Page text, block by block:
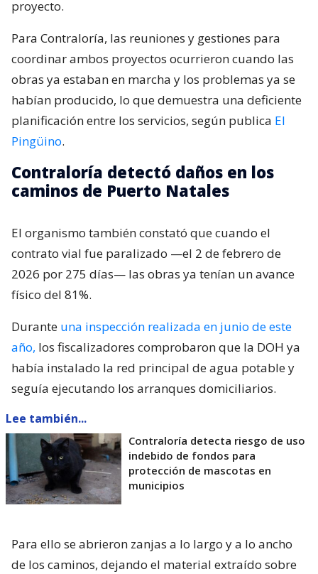
proyecto.
Para Contraloría, las reuniones y gestiones para
coordinar ambos proyectos ocurrieron cuando las
obras ya estaban en marcha y los problemas ya se
habían producido, lo que demuestra una deficiente
planificación entre los servicios, según publica El
Pingüino.
Contraloría detectó daños en los
caminos de Puerto Natales
El organismo también constató que cuando el
contrato vial fue paralizado —el 2 de febrero de
2026 por 275 días— las obras ya tenían un avance
físico del 81%.
Durante una inspección realizada en junio de este
año, los fiscalizadores comprobaron que la DOH ya
había instalado la red principal de agua potable y
seguía ejecutando los arranques domiciliarios.
Lee también...
Contraloría detecta riesgo de uso
indebido de fondos para
protección de mascotas en
municipios
Para ello se abrieron zanjas a lo largo y a lo ancho
de los caminos, dejando el material extraído sobre